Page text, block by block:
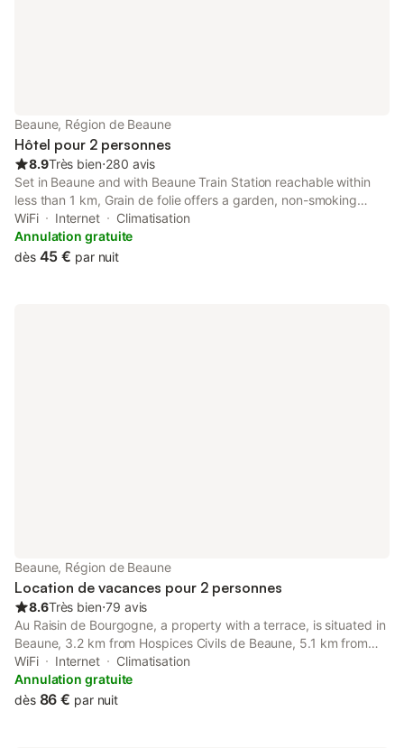
Beaune, Région de Beaune
Hôtel pour 2 personnes
8.9Très bien⋅280 avis
Set in Beaune and with Beaune Train Station reachable within
less than 1 km, Grain de folie offers a garden, non-smoking
rooms, free WiFi and a terrace. The property is located 1.2 km
from Hospices Civils de Beaune, 1.
WiFi Internet
Climatisation
Annulation gratuite
dès 45 € par nuit
Beaune, Région de Beaune
Location de vacances pour 2 personnes
8.6Très bien⋅79 avis
Au Raisin de Bourgogne, a property with a terrace, is situated in
Beaune, 3.2 km from Hospices Civils de Beaune, 5.1 km from
Beaune Exhibition Centre, as well as 34 km from Chalon sur
Saône Exhibition Park.
WiFi Internet
Climatisation
Annulation gratuite
dès 86 € par nuit